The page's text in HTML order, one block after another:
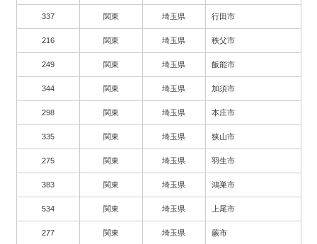
337 関東 埼玉県 行田市
216 関東 埼玉県 秩父市
249 関東 埼玉県 飯能市
344 関東 埼玉県 加須市
298 関東 埼玉県 本庄市
335 関東 埼玉県 狭山市
275 関東 埼玉県 羽生市
383 関東 埼玉県 鴻巣市
534 関東 埼玉県 上尾市
277 関東 埼玉県 蕨市